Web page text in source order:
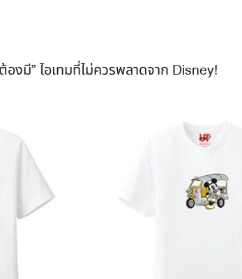
องมี” ไอเทมที่ไม่ควรพลาดจาก Disney!